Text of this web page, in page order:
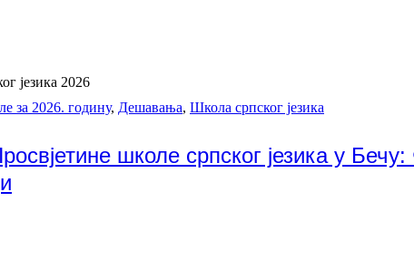
за 2026. годину, Дешавања, Школа српског језика
школе српског језика у